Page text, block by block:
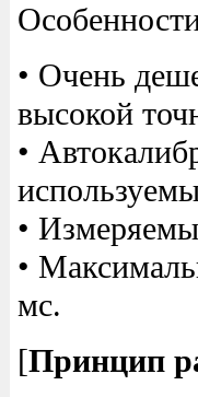
• Очень
высокой
•
•
•
мс.
[Принцип